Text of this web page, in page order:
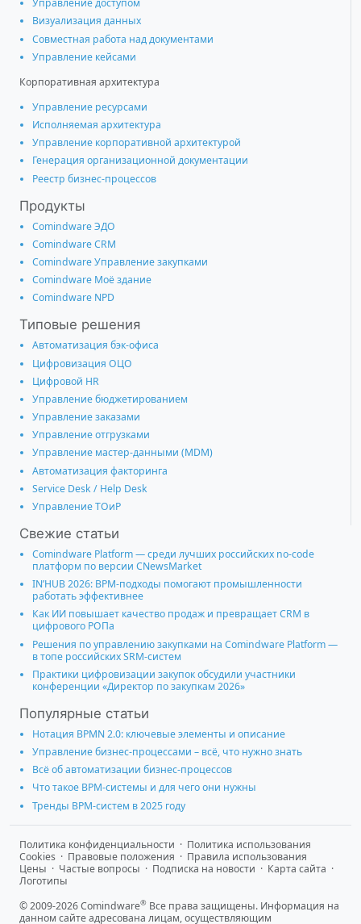
Управление доступом
Визуализация данных
Совместная работа над документами
Управление кейсами
Корпоративная архитектура
Управление ресурсами
Исполняемая архитектура
Управление корпоративной архитектурой
Генерация организационной документации
Реестр бизнес-процессов
Продукты
Comindware ЭДО
Comindware CRM
Comindware Управление закупками
Comindware Моё здание
Comindware NPD
Типовые решения
Автоматизация бэк-офиса
Цифровизация ОЦО
Цифровой HR
Управление бюджетированием
Управление заказами
Управление отгрузками
Управление мастер-данными (MDM)
Автоматизация факторинга
Service Desk / Help Desk
Управление ТОиР
Свежие статьи
Comindware Platform — среди лучших российских no-code
платформ по версии CNewsMarket
IN’HUB 2026: BPM-подходы помогают промышленности
работать эффективнее
Как ИИ повышает качество продаж и превращает CRM в
цифрового РОПа
Решения по управлению закупками на Comindware Platform —
в топе российских SRM-систем
Практики цифровизации закупок обсудили участники
конференции «Директор по закупкам 2026»
Популярные статьи
Нотация BPMN 2.0: ключевые элементы и описание
Управление бизнес-процессами – всё, что нужно знать
Всё об автоматизации бизнес-процессов
Что такое BPM-системы и для чего они нужны
Тренды BPM-систем в 2025 году
Политика конфиденциальности · Политика использования
Cookies · Правовые положения · Правила использования
Цены · Частые вопросы · Подписка на новости · Карта сайта ·
Логотипы
© 2009-2026 Comindware® Все права защищены. Информация на
данном сайте адресована лицам, осуществляющим